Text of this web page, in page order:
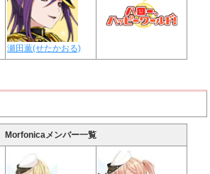
瀬田薫(せたかおる)
Morfonicaメンバー一覧